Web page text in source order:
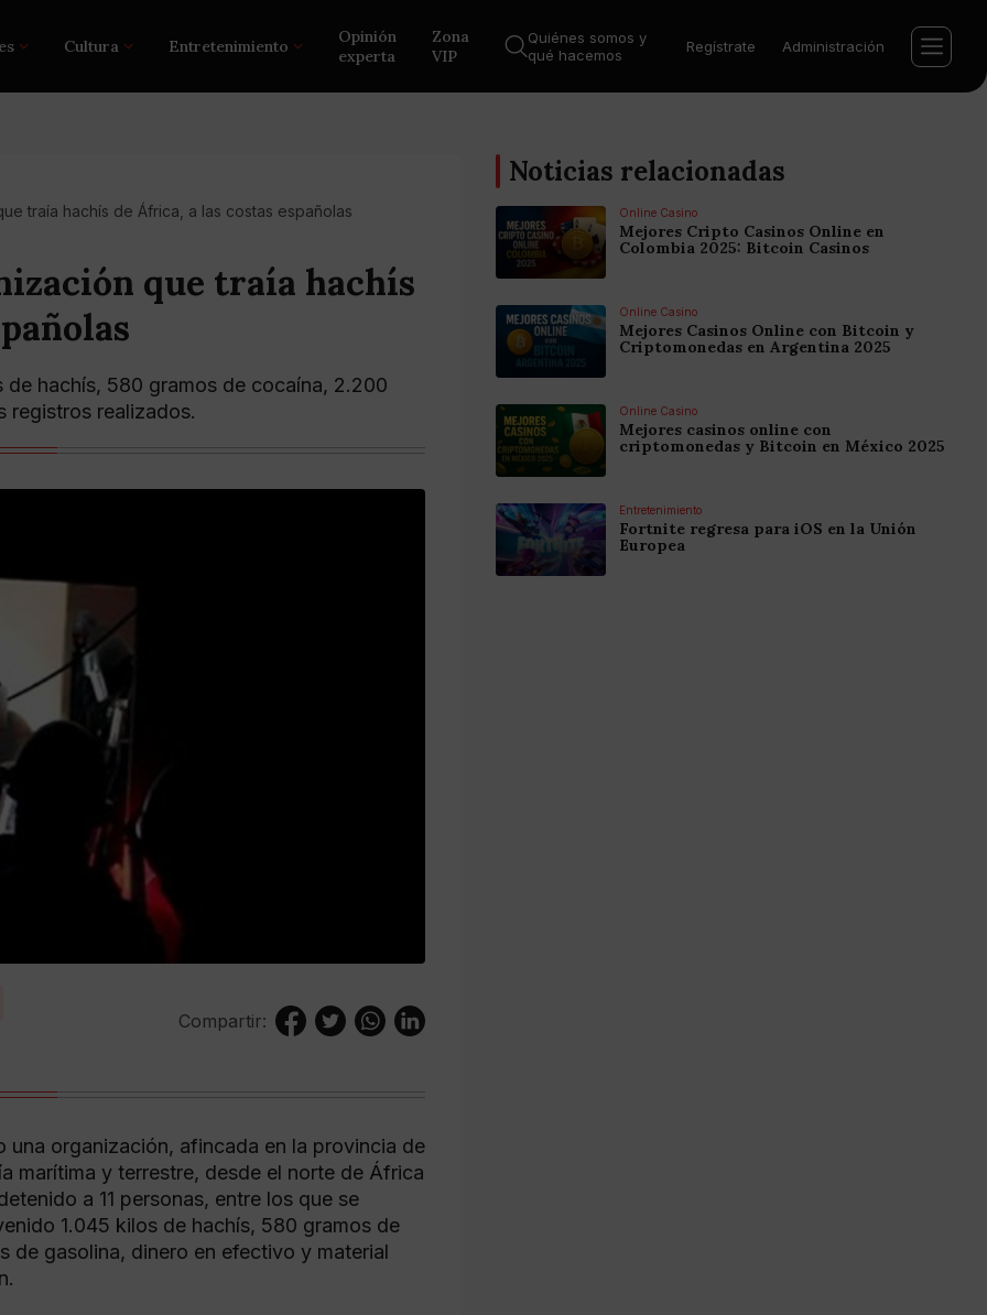
Cultura Entretenimiento
Opinión
experta
Zona
VIP
Quiénes somos y
qué hacemos
Regístrate Administración
traía hachís de África, a las costas españolas
que traía hachís
de hachís, 580 gramos de cocaína, 2.200
registros realizados.
Compartir:
una organización, afincada en la provincia de
marítima y terrestre, desde el norte de África
a 11 personas, entre los que se
1.045 kilos de hachís, 580 gramos de
de gasolina, dinero en efectivo y material
Noticias relacionadas
Online Casino
Mejores Cripto Casinos Online en
Colombia 2025: Bitcoin Casinos
Online Casino
Mejores Casinos Online con Bitcoin y
Criptomonedas en Argentina 2025
Online Casino
Mejores casinos online con
criptomonedas y Bitcoin en México 2025
Entretenimiento
Fortnite regresa para iOS en la Unión
Europea